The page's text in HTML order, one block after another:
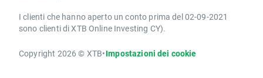
I clienti che hanno aperto un conto prima del 02-09-2021
sono clienti di XTB Online Investing CY).
Copyright 2026 © XTB•Impostazioni dei cookie